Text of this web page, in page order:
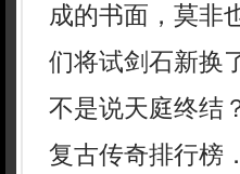
成的书面，莫非
们将试剑石新换
不是说天庭终结
复古传奇排行榜